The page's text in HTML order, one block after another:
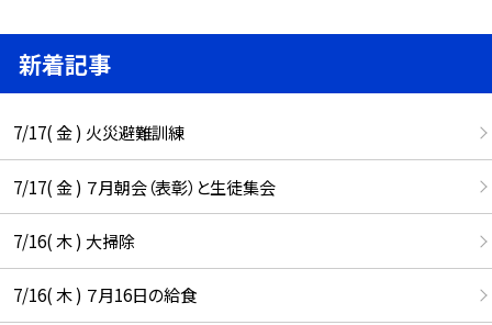
新着記事
7/17( 金 ) 火災避難訓練
7/17( 金 ) ７月朝会（表彰）と生徒集会
7/16( 木 ) 大掃除
7/16( 木 ) ７月16日の給食